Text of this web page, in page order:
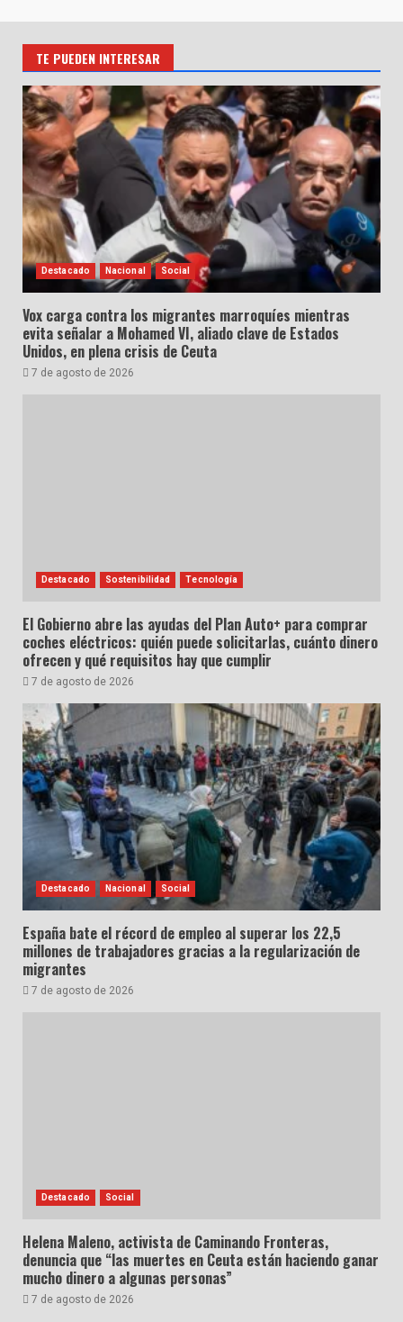
TE PUEDEN INTERESAR
Destacado Nacional Social
Vox carga contra los migrantes marroquíes mientras
evita señalar a Mohamed VI, aliado clave de Estados
Unidos, en plena crisis de Ceuta
7 de agosto de 2026
Destacado Sostenibilidad Tecnología
El Gobierno abre las ayudas del Plan Auto+ para comprar
coches eléctricos: quién puede solicitarlas, cuánto dinero
ofrecen y qué requisitos hay que cumplir
7 de agosto de 2026
Destacado Nacional Social
España bate el récord de empleo al superar los 22,5
millones de trabajadores gracias a la regularización de
migrantes
7 de agosto de 2026
Destacado Social
Helena Maleno, activista de Caminando Fronteras,
denuncia que “las muertes en Ceuta están haciendo ganar
mucho dinero a algunas personas”
7 de agosto de 2026